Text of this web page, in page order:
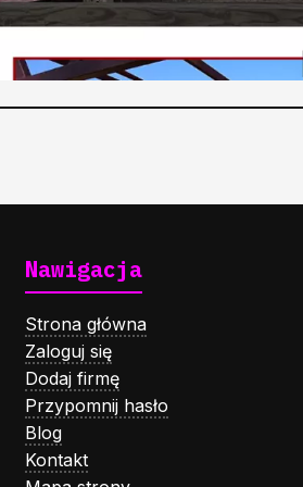
Nawigacja
Strona główna
Zaloguj się
Dodaj firmę
Przypomnij hasło
Blog
Kontakt